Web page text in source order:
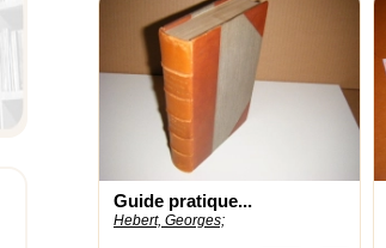
Guide pratique...
Hebert, Georges;